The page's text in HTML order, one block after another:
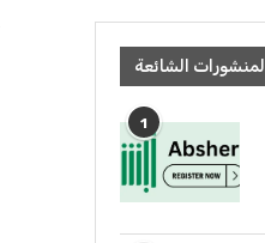
المنشورات الشائعة
1